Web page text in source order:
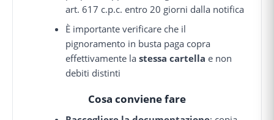
art. 617 c.p.c. entro 20 giorni dalla notifica
È importante verificare che il
pignoramento in busta paga copra
effettivamente lastessa cartella e non
debiti distinti
Cosa conviene fare